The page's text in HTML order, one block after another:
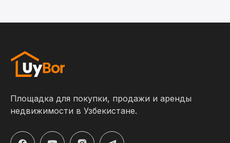
Площадка для покупки, продажи и аренды
недвижимости в Узбекистане.